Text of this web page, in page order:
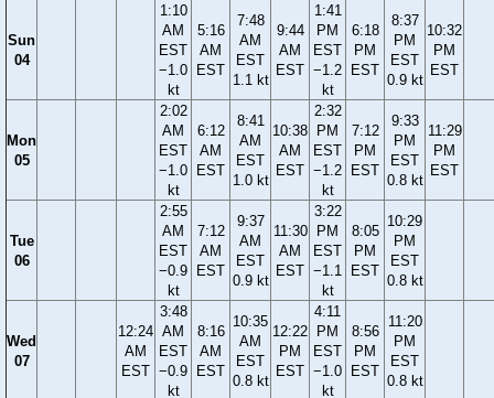
Sun
04
1:10
AM
EST
−1.0
kt
5:16
AM
EST
7:48
AM
EST
1.1 kt
9:44
AM
EST
1:41
PM
EST
−1.2
kt
6:18
PM
EST
8:37
PM
EST
0.9 kt
10:32
PM
EST
Mon
05
2:02
AM
EST
−1.0
kt
6:12
AM
EST
8:41
AM
EST
1.0 kt
10:38
AM
EST
2:32
PM
EST
−1.2
kt
7:12
PM
EST
9:33
PM
EST
0.8 kt
11:29
PM
EST
Tue
06
2:55
AM
EST
−0.9
kt
7:12
AM
EST
9:37
AM
EST
0.9 kt
11:30
AM
EST
3:22
PM
EST
−1.1
kt
8:05
PM
EST
10:29
PM
EST
0.8 kt
Wed
07
12:24
AM
EST
3:48
AM
EST
−0.9
kt
8:16
AM
EST
10:35
AM
EST
0.8 kt
12:22
PM
EST
4:11
PM
EST
−1.0
kt
8:56
PM
EST
11:20
PM
EST
0.8 kt